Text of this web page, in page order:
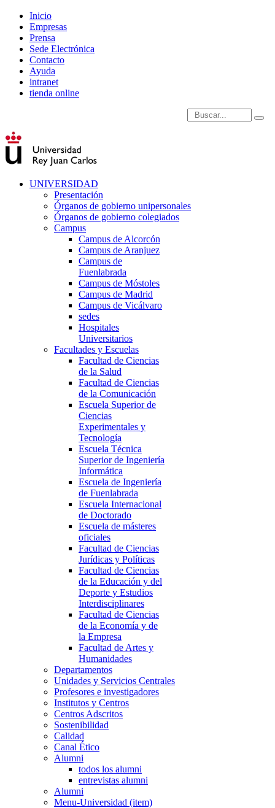
Inicio
Empresas
Prensa
Sede Electrónica
Contacto
Ayuda
intranet
tienda online
Introduce términos de
UNIVERSIDAD
Presentación
Órganos de gobierno unipersonales
Órganos de gobierno colegiados
Campus
Campus de Alcorcón
Campus de Aranjuez
Campus de
Fuenlabrada
Campus de Móstoles
Campus de Madrid
Campus de Vicálvaro
sedes
Hospitales
Universitarios
Facultades y Escuelas
Facultad de Ciencias
de la Salud
Facultad de Ciencias
de la Comunicación
Escuela Superior de
Ciencias
Experimentales y
Tecnología
Escuela Técnica
Superior de Ingeniería
Informática
Escuela de Ingeniería
de Fuenlabrada
Escuela Internacional
de Doctorado
Escuela de másteres
oficiales
Facultad de Ciencias
Jurídicas y Políticas
Facultad de Ciencias
de la Educación y del
Deporte y Estudios
Interdisciplinares
Facultad de Ciencias
de la Economía y de
la Empresa
Facultad de Artes y
Humanidades
Departamentos
Unidades y Servicios Centrales
Profesores e investigadores
Institutos y Centros
Centros Adscritos
Sostenibilidad
Calidad
Canal Ético
Alumni
todos los alumni
entrevistas alumni
Alumni
Menu-Universidad (item)